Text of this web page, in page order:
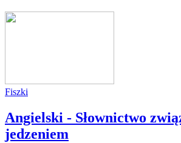
Fiszki
Angielski - Słownictwo
jedzeniem